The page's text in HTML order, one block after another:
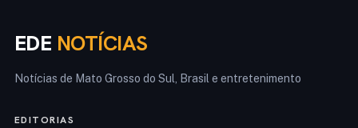
EDE NOTÍCIAS
Notícias de Mato Grosso do Sul, Brasil e entretenimento
EDITORIAS